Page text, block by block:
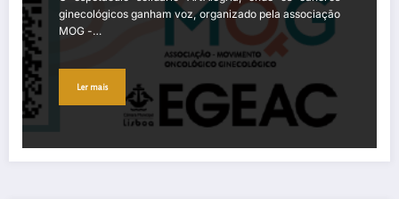
ginecológicos ganham voz, organizado pela associação
MOG -…
Ler mais